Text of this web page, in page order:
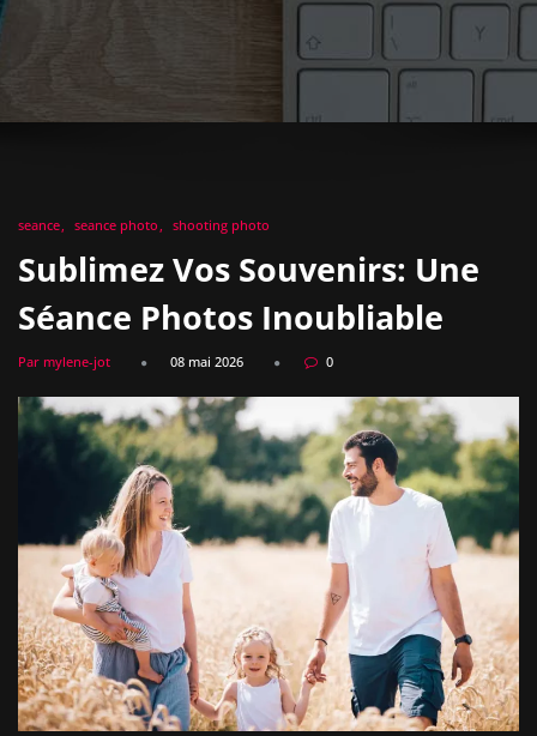
seance seance photo shooting photo
Sublimez Vos Souvenirs: Une
Séance Photos Inoubliable
Par mylene-jot 08 mai 2026 0